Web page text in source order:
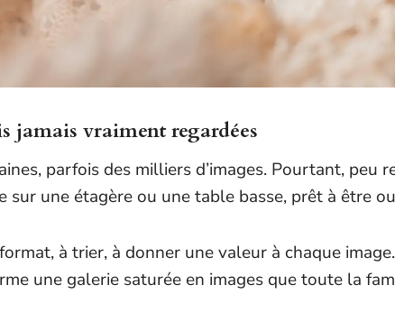
jamais vraiment regardées
parfois des milliers d’images. Pourtant, peu
sur une étagère ou une table basse, prêt à être
à trier, à donner une valeur à chaque
une galerie saturée en images que toute la